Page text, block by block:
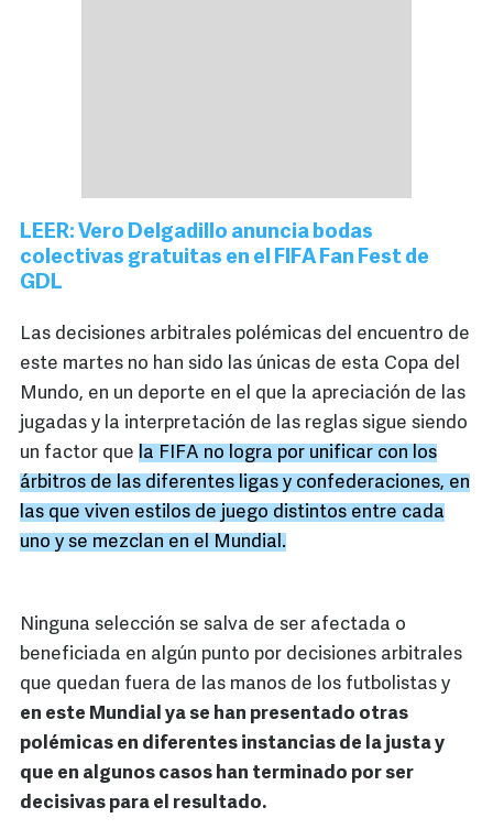
LEER: Vero Delgadillo anuncia bodas
colectivas gratuitas en el FIFA Fan Fest de
GDL
Las decisiones arbitrales polémicas del encuentro de
este martes no han sido las únicas de esta Copa del
Mundo, en un deporte en el que la apreciación de las
jugadas y la interpretación de las reglas sigue siendo
un factor que la FIFA no logra por unificar con los
árbitros de las diferentes ligas y confederaciones, en
las que viven estilos de juego distintos entre cada
uno y se mezclan en el Mundial.
Ninguna selección se salva de ser afectada o
beneficiada en algún punto por decisiones arbitrales
que quedan fuera de las manos de los futbolistas y
en este Mundial ya se han presentado otras
polémicas en diferentes instancias de la justa y
que en algunos casos han terminado por ser
decisivas para el resultado.